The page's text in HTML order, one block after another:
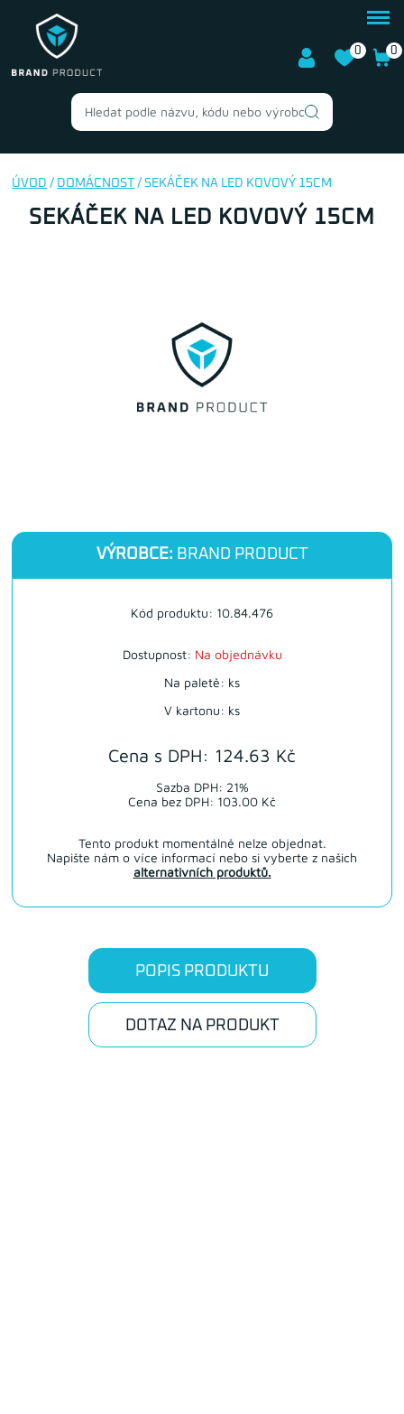
0 0
ÚVOD / DOMÁCNOST / SEKÁČEK NA LED KOVOVÝ 15CM
SEKÁČEK NA LED KOVOVÝ 15CM
VÝROBCE: BRAND PRODUCT
Cena s DPH: 124.63 Kč
Sazba DPH: 21%
Cena bez DPH: 103.00 Kč
Kód produktu: 10.84.476
Dostupnost: Na objednávku
Na paletě: ks
V kartonu: ks
Tento produkt momentálně nelze objednat.
Napište nám o více informací nebo si vyberte z našich
alternativních produktů.
POPIS PRODUKTU
DOTAZ NA PRODUKT